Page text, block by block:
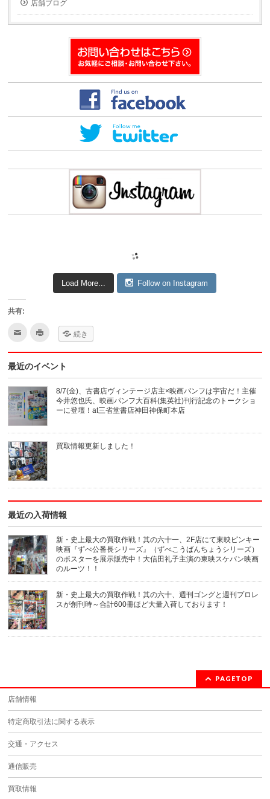
ィ
ド
ウ
ま
す)
店舗ブログ
Load More... Follow on Instagram
共有:
ク
し
て
達
へ
メ
ー
ル
で
送
信
(新
し
い
ウ
ィ
ン
ド
ウ
開
き
ま
す)
ク
て
刷
(新
し
い
ウ
ィ
ン
ド
ウ
で
開
き
ま
す)
続き
最近のイベント
8/7(金)、古書店ヴィンテージ店主×映画パンフは宇宙だ！主催
今井悠也氏、映画パンフ大百科(集英社)刊行記念のトークショ
ーに登壇！at三省堂書店神田神保町本店
買取情報更新しました！
最近の入荷情報
新・史上最大の買取作戦！其の六十一、2F店にて東映ピンキー
映画『ずべ公番長シリーズ』（ずべこうばんちょうシリーズ）
のポスターを展示販売中！大信田礼子主演の東映スケバン映画
のルーツ！！
新・史上最大の買取作戦！其の六十、週刊ゴングと週刊プロレ
スが創刊時～合計600冊ほど大量入荷しております！
PAGETOP
店舗情報
特定商取引法に関する表示
交通・アクセス
通信販売
買取情報